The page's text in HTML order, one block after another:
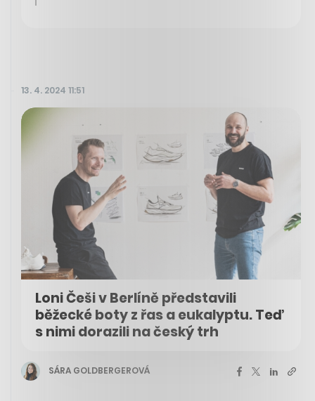
13. 4. 2024 11:51
Loni Češi v Berlíně představili
běžecké boty z řas a eukalyptu. Teď
s nimi dorazili na český trh
SÁRA GOLDBERGEROVÁ